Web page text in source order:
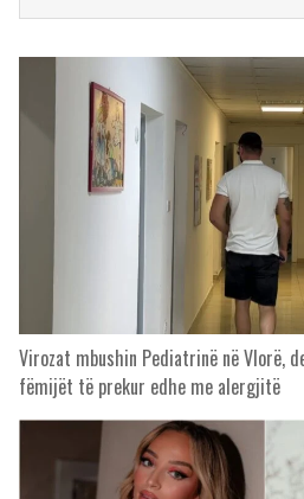
Virozat mbushin Pediatrinë në Vlorë,
fëmijët të prekur edhe me alergjitë